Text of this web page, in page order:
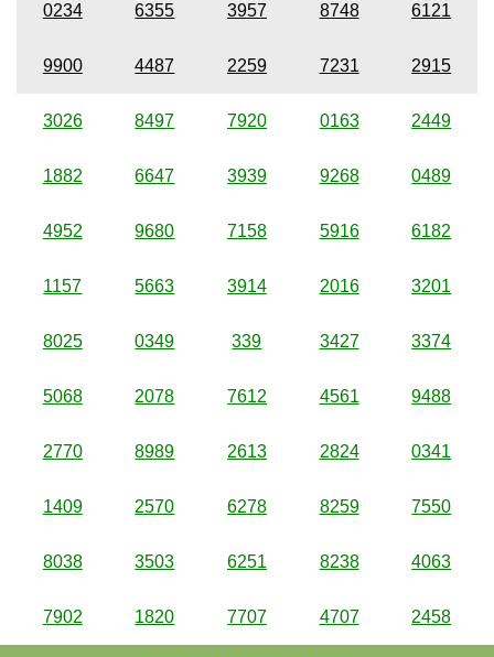
0234 6355 3957 8748 6121
9900 4487 2259 7231 2915
3026 8497 7920 0163 2449
1882 6647 3939 9268 0489
4952 9680 7158 5916 6182
1157 5663 3914 2016 3201
8025 0349 339 3427 3374
5068 2078 7612 4561 9488
2770 8989 2613 2824 0341
1409 2570 6278 8259 7550
8038 3503 6251 8238 4063
7902 1820 7707 4707 2458